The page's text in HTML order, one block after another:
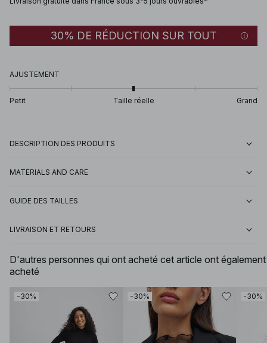
30% DE RÉDUCTION SUR TOUT
AJUSTEMENT
Petit Taille réelle Grand
DESCRIPTION DES PRODUITS
MATERIALS AND CARE
GUIDE DES TAILLES
LIVRAISON ET RETOURS
D'autres personnes qui ont acheté cet article ont également
acheté
-30% -30% -30%